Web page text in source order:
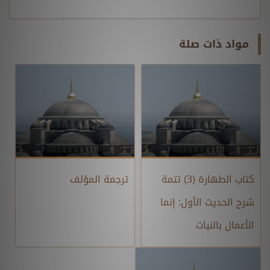
مواد ذات صلة
كتاب الطهارة (3) تتمة
شرح الحديث الأول: إنما
الأعمال بالنيات
ترجمة المؤلف